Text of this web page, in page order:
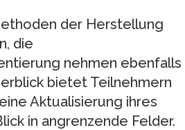
der Herstellung
die
nehmen ebenfalls
bietet Teilnehmern
Aktualisierung ihres
in angrenzende Felder.